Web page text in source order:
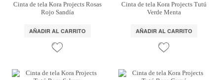
Cinta de tela Kora Projects Rosas
Rojo Sandía
AÑADIR AL CARRITO
Cinta de tela Kora Projects Tutú
Verde Menta
AÑADIR AL CARRITO